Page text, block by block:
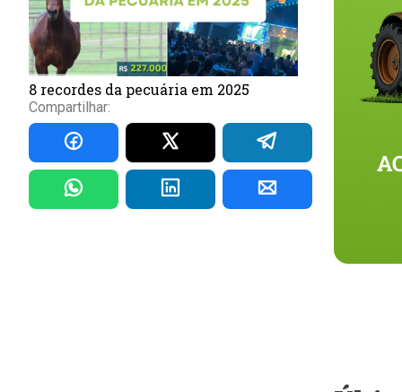
8 recordes da pecuária em 2025
Compartilhar: